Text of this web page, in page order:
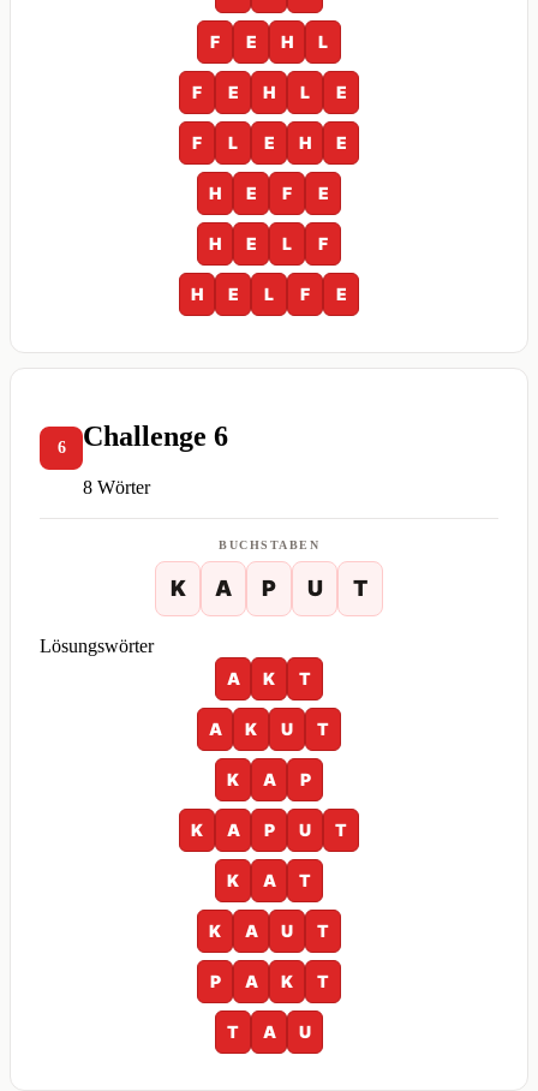
F E H L
F E H L E
F L E H E
H E F E
H E L F
H E L F E
6 Challenge 6
8 Wörter
BUCHSTABEN
K A P U T
Lösungswörter
A
K T
A K U T
K A P
K A P U T
K A T
K A U T
P A K T
T A U